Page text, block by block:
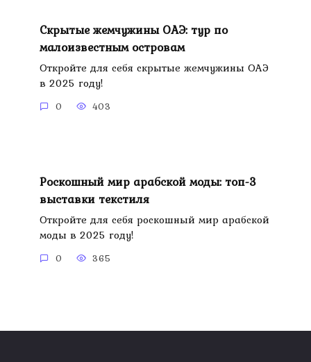
Скрытые жемчужины ОАЭ: тур по
малоизвестным островам
Откройте для себя скрытые жемчужины ОАЭ
в 2025 году!
0 403
Роскошный мир арабской моды: топ-3
выставки текстиля
Откройте для себя роскошный мир арабской
моды в 2025 году!
0 365